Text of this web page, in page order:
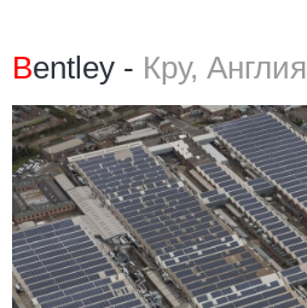
Bentley - Кру, Англия